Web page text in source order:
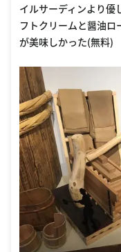
イルサーディンより優
フトクリームと醤油ロ
が美味しかった(無料)